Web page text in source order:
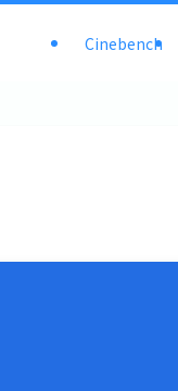
Cinebench